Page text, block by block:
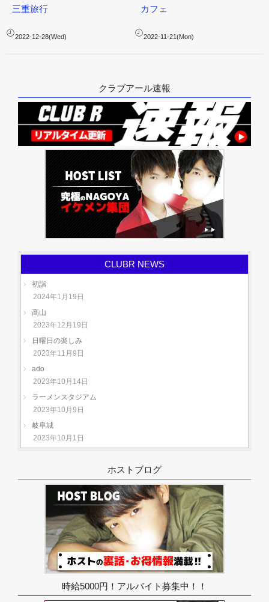
三重旅行
2022-12-28(Wed)
カフェ
2022-11-21(Mon)
クラブアール速報
CLUBR NEWS
初詣
2024年1月19日
高山
2023年12月19日
日曜日の楽しみ
2023年11月9日
ado
2023年10月14日
ラーメンスタジアム
2023年10月9日
岐阜城
2023年10月1日
ホストブログ
時給5000円！アルバイト募集中！！